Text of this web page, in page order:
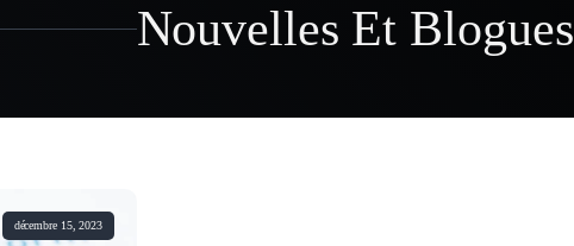
Nouvelles Et Blogues
décembre 15, 2023